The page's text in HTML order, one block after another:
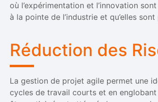
où l’expérimentation et l’innovation
à la pointe de l’industrie et qu’elles
Réduction des
La gestion de projet agile permet une
cycles de travail courts et en